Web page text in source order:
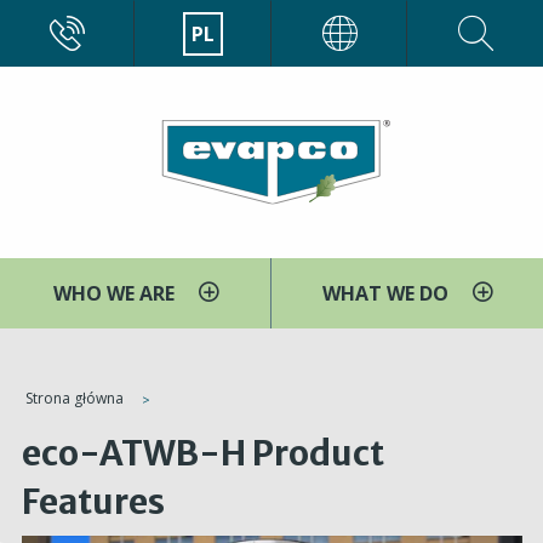
Przejdź
treści
PL
WHO WE ARE WHAT WE DO
You
here
Strona główna
eco-ATWB-H Product
Features